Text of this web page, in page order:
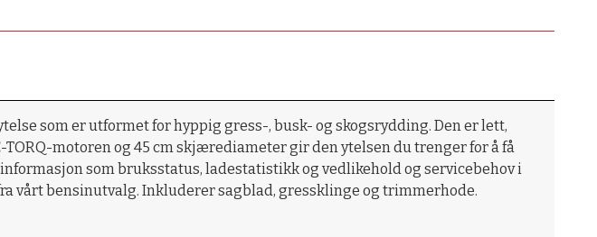
som er utformet for hyppig gress-, busk- og skogsrydding. Den er lett,
motoren og 45 cm skjærediameter gir den ytelsen du trenger for å få
som bruksstatus, ladestatistikk og vedlikehold og servicebehov i
vårt bensinutvalg. Inkluderer sagblad, gressklinge og trimmerhode.